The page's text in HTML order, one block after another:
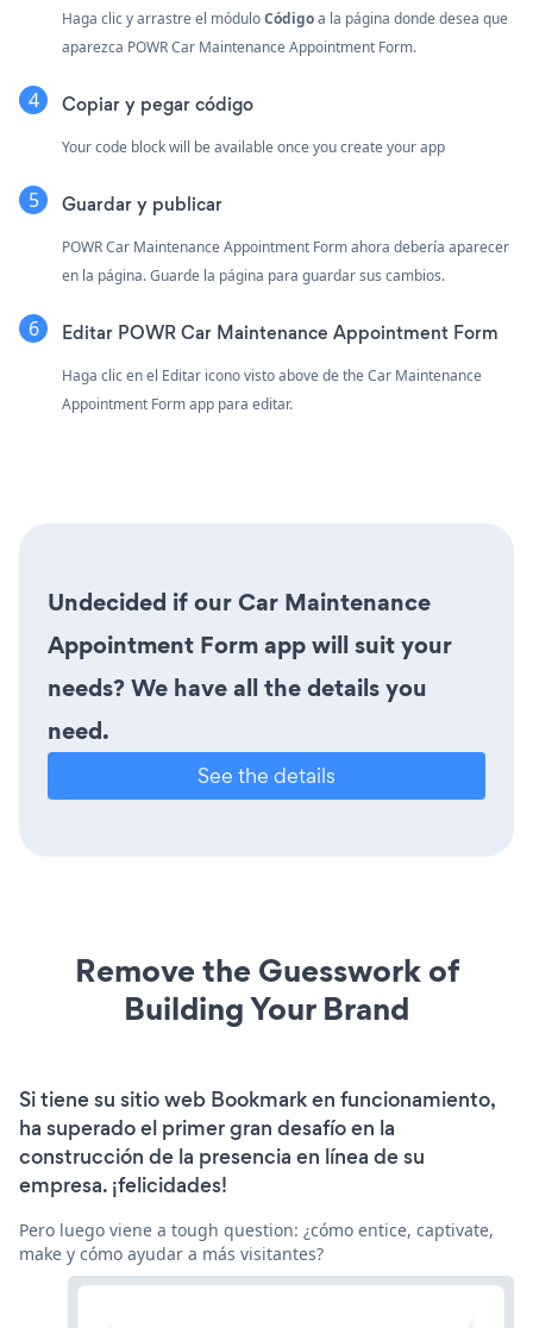
Haga clic y arrastre el móduloCódigoa la página donde desea que
aparezca POWR Car Maintenance Appointment Form.
Copiar y pegar código
Your code block will be available once you create your app
Guardar y publicar
POWR Car Maintenance Appointment Form ahora debería aparecer
en la página. Guarde la página para guardar sus cambios.
Editar POWR Car Maintenance Appointment Form
Haga clic en el Editar iconovisto above de the Car Maintenance
Appointment Form app para editar.
Undecided if our Car Maintenance
Appointment Form app will suit your
needs? We have all the details you
need.
See the details
Remove the Guesswork of
Building Your Brand
Si tiene su sitio web Bookmark en funcionamiento,
ha superado el primer gran desafío en la
construcción de la presencia en línea de su
empresa. ¡felicidades!
Pero luego viene a tough question: ¿cómo entice, captivate,
make y cómo ayudar a más visitantes?